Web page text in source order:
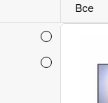
Все